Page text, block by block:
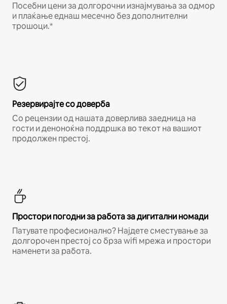
Посебни цени за долгорочни изнајмувања за одмор
и плаќање еднаш месечно без дополнителни
трошоци.*
Резервирајте со доверба
Со рецензии од нашата доверлива заедница на
гости и деноноќна поддршка во текот на вашиот
продолжен престој.
Простори погодни за работа за дигитални номади
Патувате професионално? Најдете сместување за
долгорочен престој со брза wifi мрежа и простори
наменети за работа.